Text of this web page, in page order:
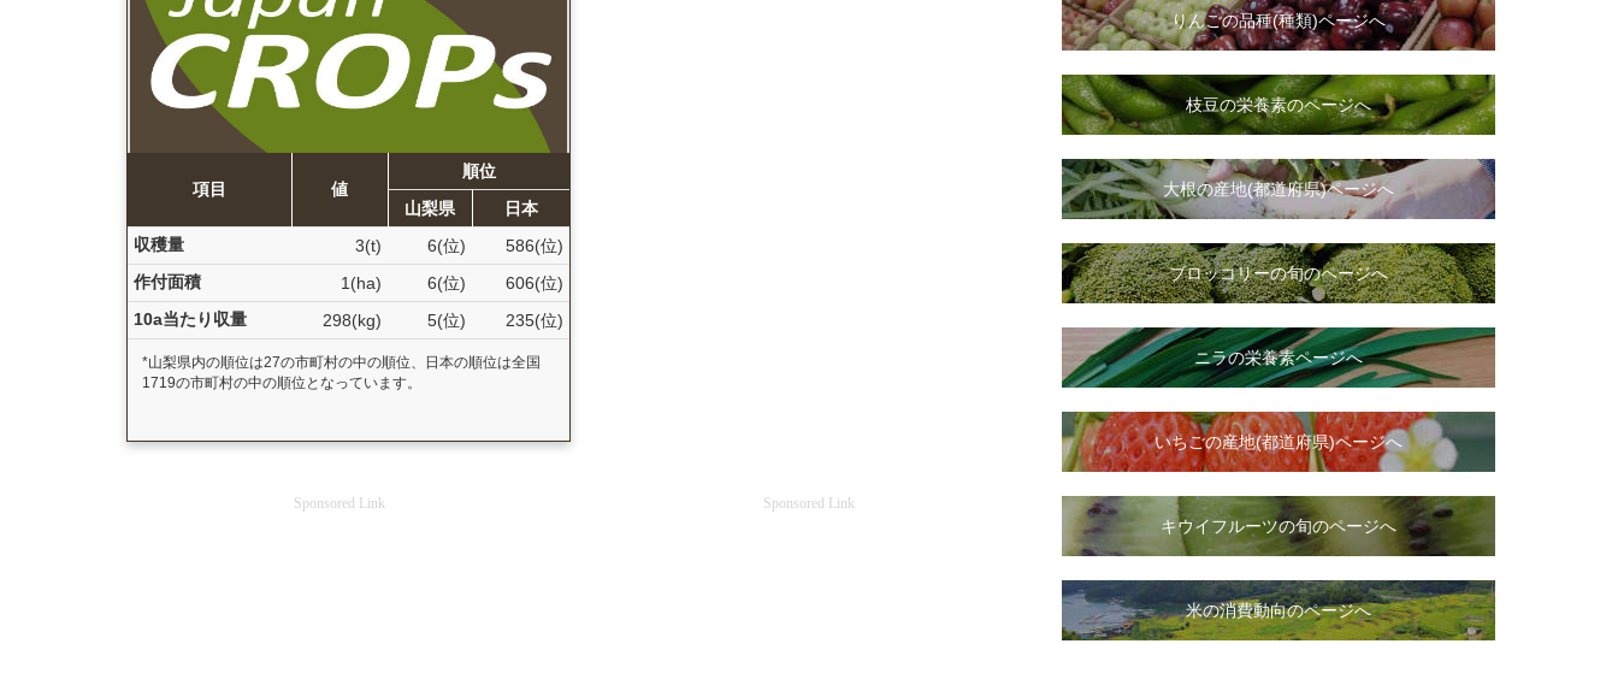
項目 値
順位
山梨県
日本
収穫量
3(t) 6(位)
586(位)
作付面積
1(ha) 6(位)
606(位)
10a当たり収量
298(kg) 5(位) 235(位)
*山梨県内の順位は27の市町村の中の順位、日本の順位は全国
1719の市町村の中の順位となっています。
Sponsored Link Sponsored Link
りんごの品種(種類)ページへ
枝豆の栄養素のページへ
大根の産地(都道府県)ページへ
ブロッコリーの旬のページへ
ニラの栄養素ページへ
いちごの産地(都道府県)ページへ
キウイフルーツの旬のページへ
米の消費動向のページへ